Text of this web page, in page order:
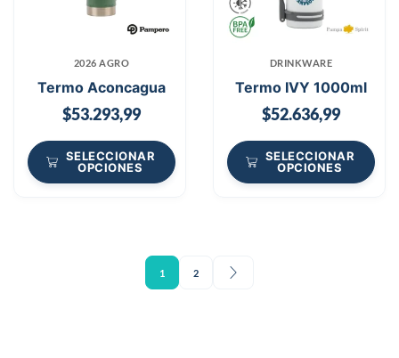
2026 AGRO
Termo Aconcagua
$53.293,99
SELECCIONAR
OPCIONES
DRINKWARE
Termo IVY 1000ml
$52.636,99
SELECCIONAR
OPCIONES
1 2